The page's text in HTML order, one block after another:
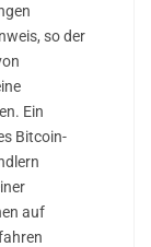
so der
Ein
Bitcoin-
auf